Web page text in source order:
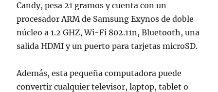
Candy, pesa 21 gramos y cuenta con un
procesador ARM de Samsung Exynos de doble
núcleo a 1.2 GHZ, Wi-Fi 802.11n, Bluetooth, una
salida HDMI y un puerto para tarjetas microSD.
Además, esta pequeña computadora puede
convertir cualquier televisor, laptop, tablet o